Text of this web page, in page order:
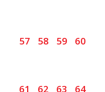
57 58 59 60
61 62 63 64